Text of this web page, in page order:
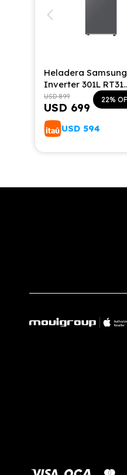
Heladera Samsung
Inverter 301L RT31
c/dispensador
USD 699
USD 899 22
USD 594